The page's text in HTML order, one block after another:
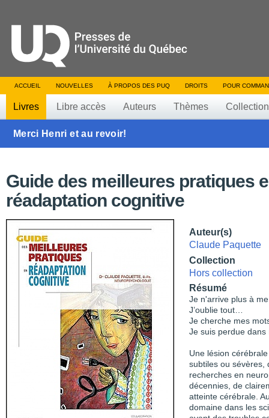
ACCUEIL NOUVELLES À PROPOS DES PUQ DROITS POUR
Livres Libre accès Auteurs Thèmes
Merci Henri et au revoir!
Guide des meilleures pratiques
réadaptation cognitive
Auteur(s)
Claude Paquette
Collection
Hors collection
Résumé
Je n'arrive plus à
J’oublie tout…
Je cherche mes
Je suis perdue
Une lésion
subtiles ou sévères,
recherches en
décennies, de
atteinte cérébrale.
domaine dans les